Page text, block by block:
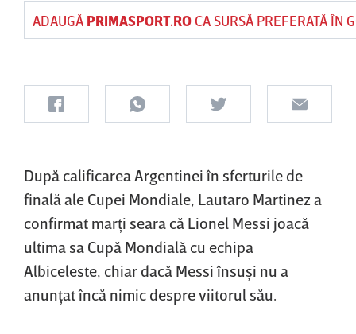
ADAUGĂ PRIMASPORT.ROCA SURSĂ PREFERATĂ ÎN
După calificarea Argentinei în sferturile de
finală ale Cupei Mondiale, Lautaro Martinez a
confirmat marţi seara că Lionel Messi joacă
ultima sa Cupă Mondială cu echipa
Albiceleste, chiar dacă Messi însuşi nu a
anunţat încă nimic despre viitorul său.